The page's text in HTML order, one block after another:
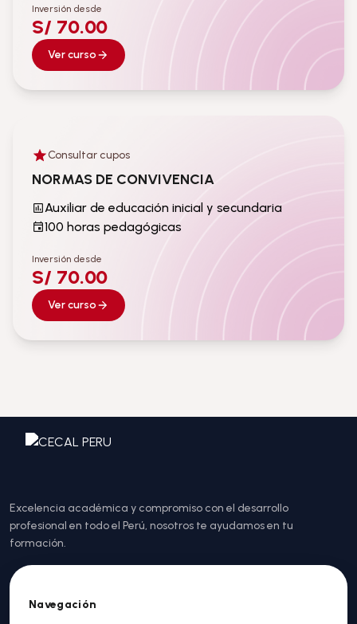
Inversión desde
S/ 70.00
Ver curso
Auxiliar de educación inicial y secundaria
Consultar cupos
NORMAS DE CONVIVENCIA
Auxiliar de educación inicial y secundaria
100 horas pedagógicas
Inversión desde
S/ 70.00
Ver curso
Excelencia académica y compromiso con el desarrollo
profesional en todo el Perú, nosotros te ayudamos en tu
formación.
Navegación